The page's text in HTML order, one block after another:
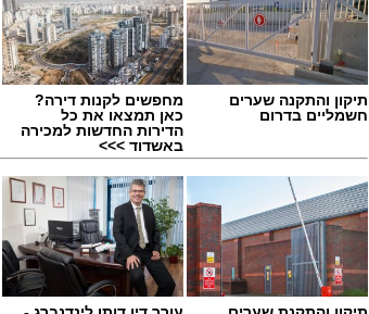
בניין המועצה המקומית גדרה
תיקון והתקנה שערים
חשמליים בדרום
מחפשים לקנות דירה?
כאן תמצאו את כל
הדירות החדשות למכירה
באשדוד >>>